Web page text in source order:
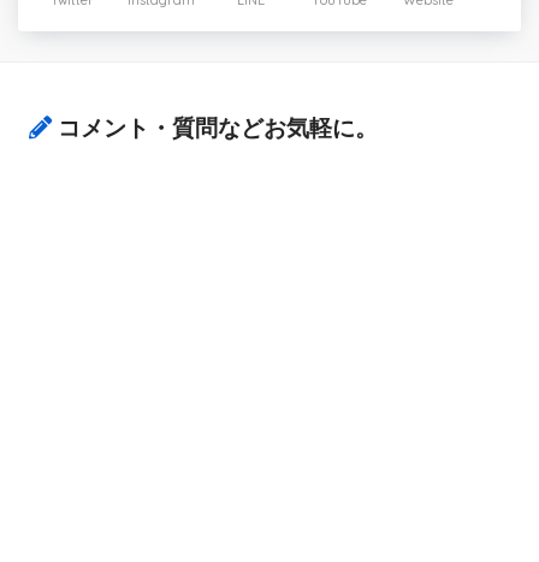
コメント・質問などお気軽に。